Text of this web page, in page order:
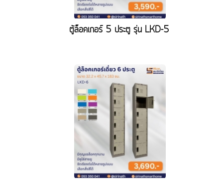
ตู้ล็อคเกอร์ 5 ประตู รุ่น LKD-5